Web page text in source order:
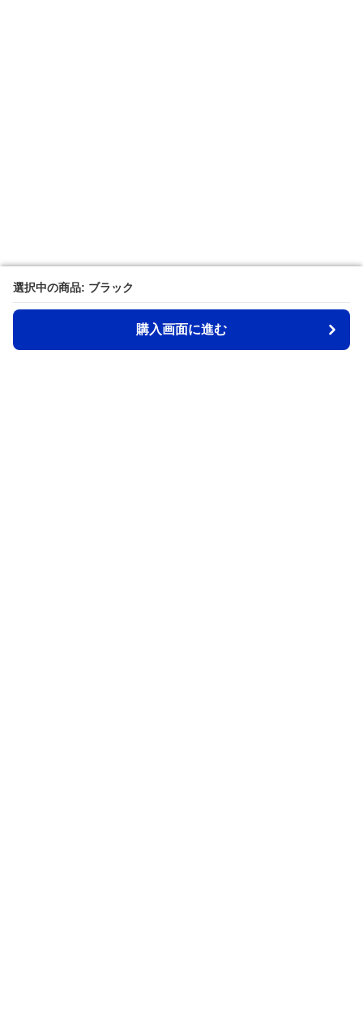
選択中の商品: ブラック
購入画面に進む
選択中の商品: ブラック
購入画面に進む